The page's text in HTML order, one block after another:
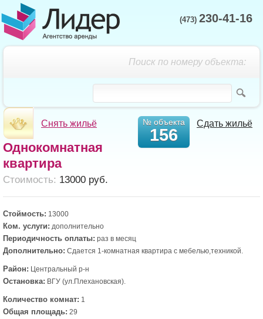
(473) 230-41-16
Поиск по номеру объекта:
Снять жильё Сдать жильё
№ объекта
156
Однокомнатная
квартира
Cтоимость: 13000 руб.
Стоймость: 13000
Ком. услуги: дополнительно
Периодичность оплаты: раз в месяц
Дополнительно: Сдается 1-комнатная квартира с мебелью,техникой.
Район: Центральный р-н
Остановка: ВГУ (ул.Плехановская).
Количество комнат: 1
Общая площадь: 29